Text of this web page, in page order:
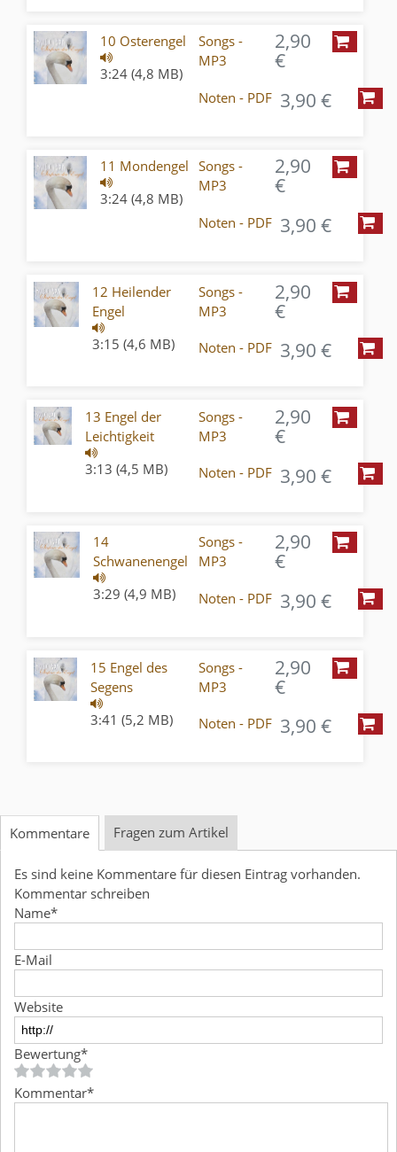
10 Osterengel
3:24 (4,8 MB)
Songs -
MP3
2,90
€
Noten - PDF 3,90 €
11 Mondengel
3:24 (4,8 MB)
Songs -
MP3
2,90
€
Noten - PDF 3,90 €
12 Heilender
Engel
3:15 (4,6 MB)
Songs -
MP3
2,90
€
Noten - PDF 3,90 €
13 Engel der
Leichtigkeit
3:13 (4,5 MB)
Songs -
MP3
2,90
€
Noten - PDF 3,90 €
14
Schwanenengel
3:29 (4,9 MB)
Songs -
MP3
2,90
€
Noten - PDF 3,90 €
15 Engel des
Segens
3:41 (5,2 MB)
Songs -
MP3
2,90
€
Noten - PDF 3,90 €
Kommentare Fragen zum Artikel
Es sind keine Kommentare für diesen Eintrag vorhanden.
Kommentar schreiben
Name*
E-Mail
Website
Bewertung*
Kommentar*